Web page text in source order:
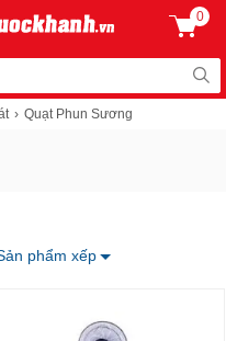
0
Quạt Phun Sương
phẩm xếp